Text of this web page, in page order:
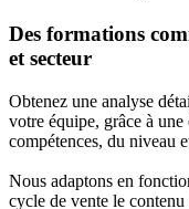
Des formations
et secteur
Obtenez une analyse
votre équipe, grâce à
compétences, du niveau
Nous adaptons en
cycle de vente le